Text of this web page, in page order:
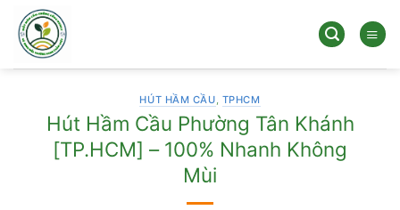
qua
dung
HÚT HẦM CẦU, TPHCM
Hút Hầm Cầu Phường Tân Khánh
[TP.HCM] – 100% Nhanh Không
Mùi